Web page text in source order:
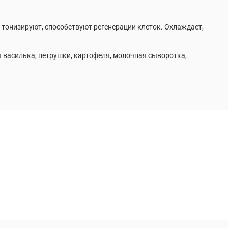
способствуют регенерации клеток. Охлаждает,
петрушки, картофеля, молочная сыворотка,